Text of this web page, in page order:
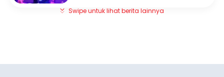
Swipe untuk lihat berita lainnya